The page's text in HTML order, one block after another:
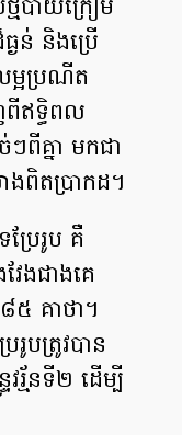
មបាយក្រៀម
ងន់ និងប្រើ
ម្អប្រណីត
ពីឥទ្ធិពល
ៗពីគ្នា មកជា
ងពិតប្រាកដ។
រែរូប គឺ
ែងជាងគេ
៥ គាថា។
រូបត្រូវបាន
រ្ម័នទី២ ដើម្បី